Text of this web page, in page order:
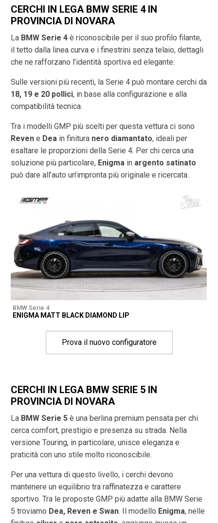
CERCHI IN LEGA BMW SERIE 4 IN
PROVINCIA DI NOVARA
La BMW Serie 4 è riconoscibile per il suo profilo filante,
il tetto dalla linea curva e i finestrini senza telaio, dettagli
che ne rafforzano l’identità sportiva ed elegante.
Sulle versioni più recenti, la Serie 4 può montare cerchi da
18, 19 e 20 pollici, in base alla configurazione e alla
compatibilità tecnica.
Tra i modelli GMP più scelti per questa vettura ci sono
Reven e Dea in finitura nero diamantato, ideali per
esaltare le proporzioni della Serie 4. Per chi cerca una
soluzione più particolare, Enigma in argento satinato
può dare all’auto un’impronta più originale e ricercata.
BMW Serie 4
ENIGMA MATT BLACK DIAMOND LIP
Prova il nuovo configuratore
CERCHI IN LEGA BMW SERIE 5 IN
PROVINCIA DI NOVARA
La BMW Serie 5 è una berlina premium pensata per chi
cerca comfort, prestigio e presenza su strada. Nella
versione Touring, in particolare, unisce eleganza e
praticità con uno stile molto riconoscibile.
Per una vettura di questo livello, i cerchi devono
mantenere un equilibrio tra raffinatezza e carattere
sportivo. Tra le proposte GMP più adatte alla BMW Serie
5 troviamo Dea, Reven e Swan. Il modello Enigma, nelle